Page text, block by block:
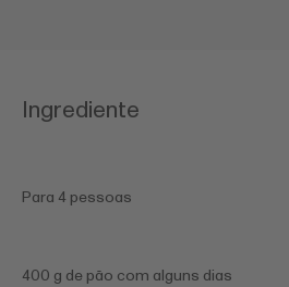
Ingrediente
Para 4 pessoas
400 g de pão com alguns dias